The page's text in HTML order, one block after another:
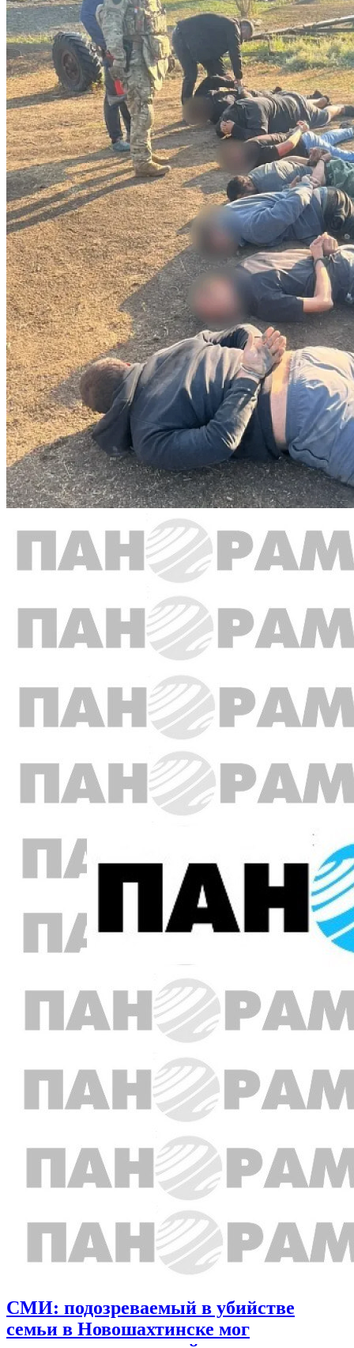
СМИ: подозреваемый в убийстве
семьи в Новошахтинске мог